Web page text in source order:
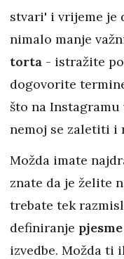
stvari' i vrijeme je
nimalo manje
torta - istražite
dogovorite
što na
nemoj se zaletiti i
Možda imate
znate da je želite
trebate tek
definiranje
izvedbe. Možda ti